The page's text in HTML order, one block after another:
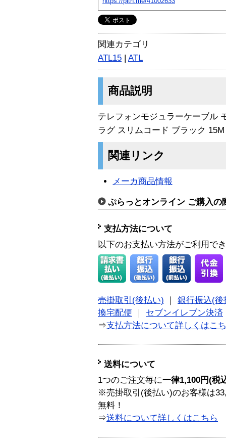
関連カテゴリ
ATL15 | ATL
商品説明
テレフォンモジュラーケーブ
ラグ スリムコード ブラック 15M
関連リンク
メーカ商品情報
ぷらっとオンライン ご購入の
支払方法について
以下のお支払い方法がご利用で
売掛取引(後払い)
銀行振込(後
換宅配便
セブンイレブン決済
⇒支払方法について詳しくはこ
送料について
1つのご注文毎に一律1,100円(税
※売掛取引(後払い)のお客様は
無料！
⇒送料について詳しくはこちら